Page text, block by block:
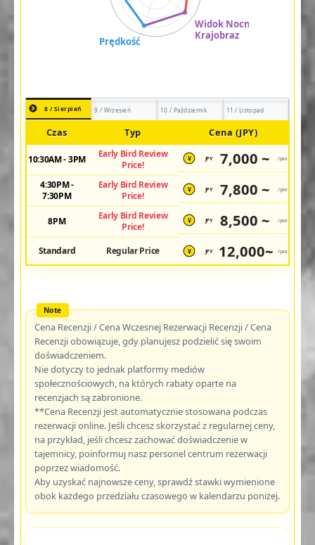
8 / Sierpień 9 / Wrzesień 10 / Październik 11 / Listopad
Czas Typ Cena (JPY)
10:30AM - 3PM
Early Bird Review
Price!
¥ JPY 7,000 ~ /pax
4:30PM -
7:30PM
Early Bird Review
Price!
¥ JPY 7,800 ~ /pax
8PM
Early Bird Review
Price!
¥ JPY 8,500 ~ /pax
Standard Regular Price ¥ JPY 12,000~ /pax
Cena Recenzji / Cena Wczesnej Rezerwacji Recenzji / Cena
Recenzji obowiązuje, gdy planujesz podzielić się swoim
doświadczeniem.
Nie dotyczy to jednak platformy mediów
społecznościowych, na których rabaty oparte na
recenzjach są zabronione.
**Cena Recenzji jest automatycznie stosowana podczas
rezerwacji online. Jeśli chcesz skorzystać z regularnej ceny,
na przykład, jeśli chcesz zachować doświadczenie w
tajemnicy, poinformuj nasz personel centrum rezerwacji
poprzez wiadomość.
Aby uzyskać najnowsze ceny, sprawdź stawki wymienione
obok każdego przedziału czasowego w kalendarzu poniżej.